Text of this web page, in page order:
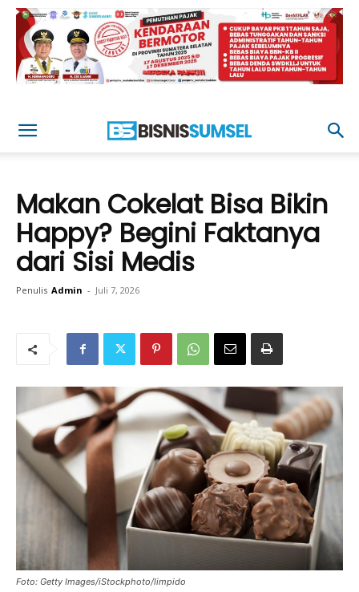
Makan Cokelat Bisa Bikin
Happy? Begini Faktanya
dari Sisi Medis
Penulis Admin - Juli 7, 2026
Foto: Getty Images/iStockphoto/limpido